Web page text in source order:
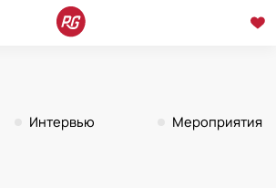
Интервью Мероприятия